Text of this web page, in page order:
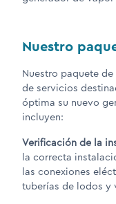
Nuestro
Nuestro paquete
de servicios
óptima su nuevo
incluyen:
Verificación de la
la correcta
las conexiones
tuberías de lodos y